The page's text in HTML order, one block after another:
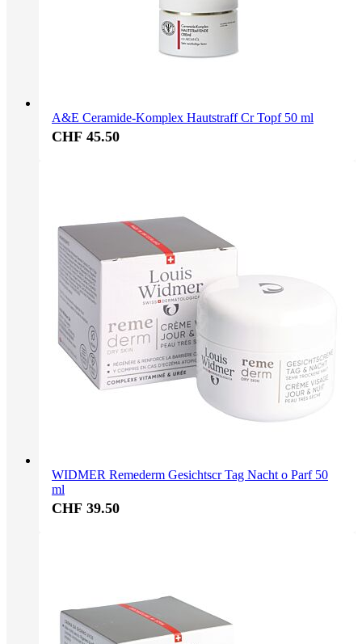
A&E Ceramide-Komplex Hautstraff Cr Topf 50 ml
CHF 45.50
WIDMER Remederm Gesichtscr Tag Nacht o Parf 50
ml
CHF 39.50